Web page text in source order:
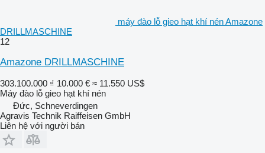
máy đào lỗ gieo hạt khí nén Amazone
DRILLMASCHINE
12
Amazone DRILLMASCHINE
303.100.000 ₫ 10.000 € ≈ 11.550 US$
Máy đào lỗ gieo hạt khí nén
Đức, Schneverdingen
Agravis Technik Raiffeisen GmbH
Liên hệ với người bán